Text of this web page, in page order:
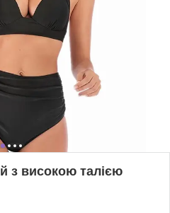
з високою талією